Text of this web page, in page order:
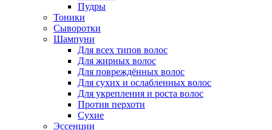
Пудры
Тоники
Сыворотки
Шампуни
Для всех типов волос
Для жирных волос
Для повреждённых волос
Для сухих и ослабленных волос
Для укрепления и роста волос
Против перхоти
Сухие
Эссенции